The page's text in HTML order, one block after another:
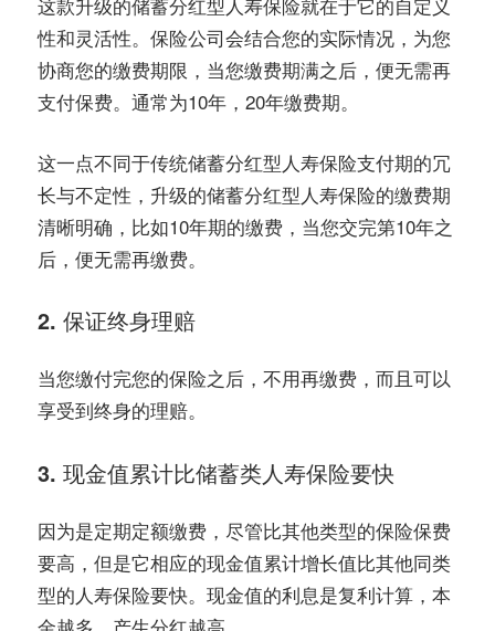
性和灵活性。保险公司会结合您的实际情况，为您
协商您的缴费期限，当您缴费期满之后，便无需再
支付保费。通常为10年，20年缴费期。
这一点不同于传统储蓄分红型人寿保险支付期的冗
长与不定性，升级的储蓄分红型人寿保险的缴费期
清晰明确，比如10年期的缴费，当您交完第10年之
后，便无需再缴费。
2. 保证终身理赔
当您缴付完您的保险之后，不用再缴费，而且可以
享受到终身的理赔。
3. 现金值累计比储蓄类人寿保险要快
因为是定期定额缴费，尽管比其他类型的保险保费
要高，但是它相应的现金值累计增长值比其他同类
型的人寿保险要快。现金值的利息是复利计算，本